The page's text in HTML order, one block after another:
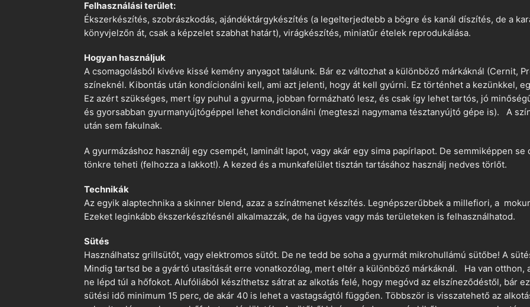
Felhasználási terület:
Ékszerkészítés, szobrászkodás, ajándéktárgykészítés (a legelterjedtebb a bögre és kanál díszítés, de a
könyvjelzőn át, csak a képzelet szabhat határt), virágkészítés, miniatűr ételek reprodukálása.
Hogyan használjuk
A csomagolásból kivéve kissé kemény anyagot találunk. Bár ez változhat a különböző márkáknál (Cernit,
színeknél. Kibontás után kondícionálni kell, ami azt jelenti, hogy át kell gyúrni. Ez történhet a kezünkkel,
Ez azért szükséges, mert így puhul a gyurma, jobban formázható lesz, és csak így lehet tartós, jó
és gyorsabban gyurmanyújtógéppel lehet kondicionálni (megteszi nagymama tésztanyújtó gépe is). A
után sem fakulnak.
A gyurmázáshoz használj egy csempét, laminált lapot, vagy akár egy sima papírlapot. De semmiképpen
tönkre teheti (felhozza a lakkot!). A kezed és a munkafelület tisztán tartásához használj nedves törlőt.
Technikák
Az egyik alaptechnika a skinner blend, azaz a színátmenet készítés. Legnépszerűbbek a millefiori, a
Ezeket leginkább ékszerkészítésnél alkalmazzák, de ha ügyes vagy más területeken is felhasználhatod.
Sütés
Használhatsz grillsütőt, vagy elektromos sütőt. De ne tedd be soha a gyurmát mikrohullámú sütőbe! A
Mindig tartsd be a gyártó utasítását erre vonatkozólag, mert eltér a különböző márkáknál. Ha van otthon,
ne lépd túl a hőfokot. Alufóliából készíthetsz sátrat az alkotás felé, hogy megóvd az elszíneződéstől, bár
sütési idő minimum 15 perc, de akár 40 is lehet a vastagságtól függően. Többször is visszatehető az